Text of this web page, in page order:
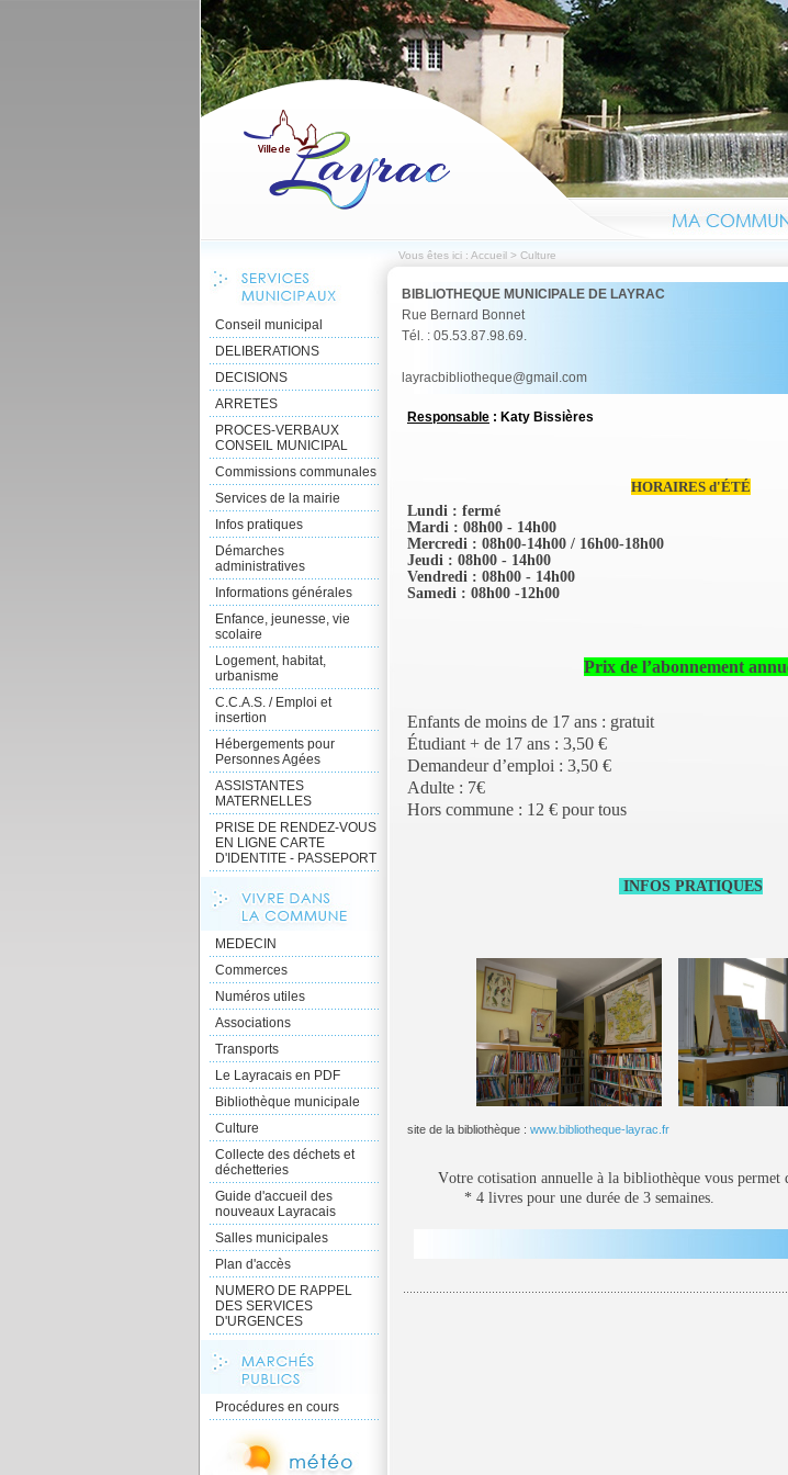
Vous êtes ici : Accueil > Culture
Conseil municipal
DELIBERATIONS
DECISIONS
ARRETES
PROCES-VERBAUX
CONSEIL MUNICIPAL
Commissions communales
Services de la mairie
Infos pratiques
Démarches
administratives
Informations générales
Enfance, jeunesse, vie
scolaire
Logement, habitat,
urbanisme
C.C.A.S. / Emploi et
insertion
Hébergements pour
Personnes Agées
ASSISTANTES
MATERNELLES
PRISE DE RENDEZ-VOUS
EN LIGNE CARTE
D'IDENTITE - PASSEPORT
MEDECIN
Commerces
Numéros utiles
Associations
Transports
Le Layracais en PDF
Bibliothèque municipale
Culture
Collecte des déchets et
déchetteries
Guide d'accueil des
nouveaux Layracais
Salles municipales
Plan d'accès
NUMERO DE RAPPEL
DES SERVICES
D'URGENCES
Procédures en cours
BIBLIOTHEQUE MUNICIPALE DE LAYRAC
Rue Bernard Bonnet
Tél. : 05.53.87.98.69.
layracbibliotheque@gmail.com
Responsable : Katy Bissières
HORAIRES d'ÉTÉ
Lundi : fermé
Mardi : 08h00 - 14h00
Mercredi : 08h00-14h00 / 16h00-18h00
Jeudi : 08h00 - 14h00
Vendredi : 08h00 - 14h00
Samedi : 08h00 -12h00
Prix de l’abonnement
Enfants de moins de 17 ans : gratuit
Étudiant + de 17 ans : 3,50 €
Demandeur d’emploi : 3,50 €
Adulte : 7€
Hors commune : 12 € pour tous
INFOS PRATIQUES
site de la bibliothèque : www.bibliotheque-layrac.fr
Votre cotisation annuelle à la bibliothèque vous permet
* 4 livrespour une durée de 3 semaines.